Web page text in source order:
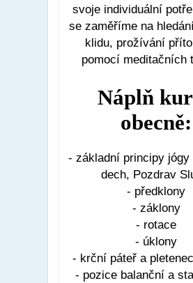
svoje individuální
se zaměříme na
klidu, prožívání
pomocí meditačních
Náplň
obecně:
- základní principy jógy
dech, Pozdrav
- předklony
- záklony
- rotace
- úklony
- krční páteř a
- pozice balanční a